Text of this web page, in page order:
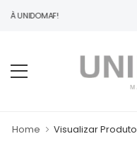
À UNIDOMAF!
Home Visualizar Produto